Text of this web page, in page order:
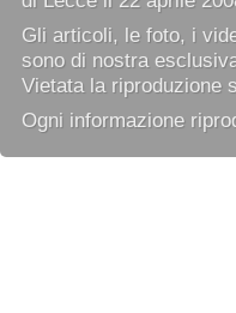
Gli articoli, le foto, i
sono di nostra
Vietata la riproduzione
Ogni informazione